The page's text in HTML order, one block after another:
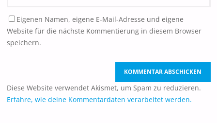
Eigenen Namen, eigene E-Mail-Adresse und eigene
Website für die nächste Kommentierung in diesem Browser
speichern.
Diese Website verwendet Akismet, um Spam zu reduzieren.
Erfahre, wie deine Kommentardaten verarbeitet werden.